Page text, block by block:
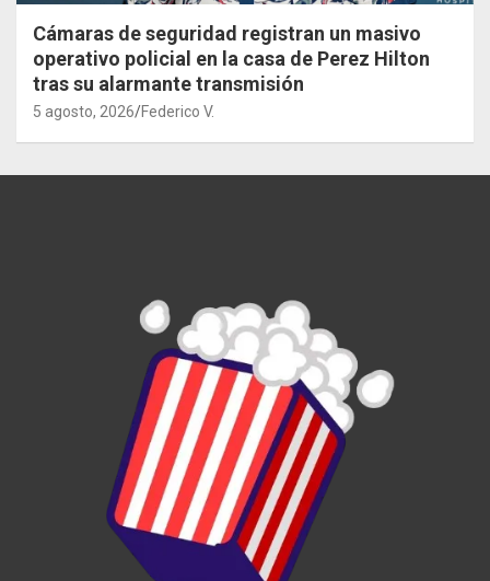
Cámaras de seguridad registran un masivo
operativo policial en la casa de Perez Hilton
tras su alarmante transmisión
5 agosto, 2026 Federico V.